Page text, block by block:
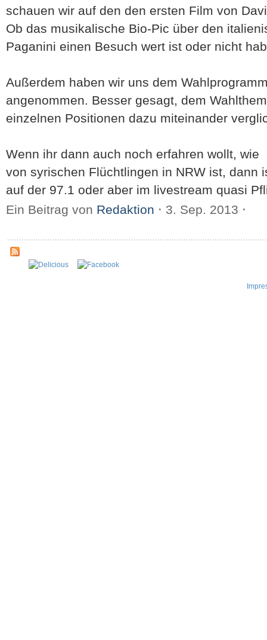
schauen wir auf den den ersten Film von
Ob das musikalische Bio-Pic über den
Paganini einen Besuch wert ist oder nicht
Außerdem haben wir uns dem
angenommen. Besser gesagt, dem
einzelnen Positionen dazu miteinander
Wenn ihr dann auch noch erfahren wollt,
von syrischen Flüchtlingen in NRW ist, dann
auf der 97.1 oder aber im livestream quasi
Ein Beitrag von Redaktion ⋅ 3. Sep. 2013 ⋅